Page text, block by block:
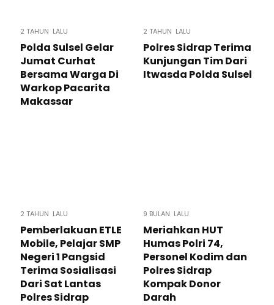
2 TAHUN LALU
Polda Sulsel Gelar
Jumat Curhat
Bersama Warga Di
Warkop Pacarita
Makassar
2 TAHUN LALU
Polres Sidrap Terima
Kunjungan Tim Dari
Itwasda Polda Sulsel
2 TAHUN LALU
Pemberlakuan ETLE
Mobile, Pelajar SMP
Negeri 1 Pangsid
Terima Sosialisasi
Dari Sat Lantas
Polres Sidrap
9 BULAN LALU
Meriahkan HUT
Humas Polri 74,
Personel Kodim dan
Polres Sidrap
Kompak Donor
Darah